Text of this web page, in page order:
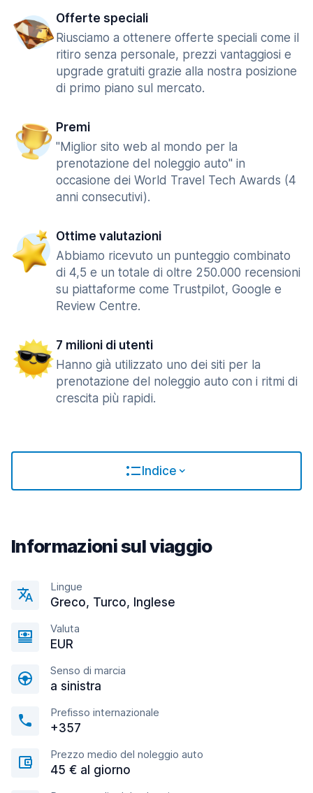
Offerte speciali
Riusciamo a ottenere offerte speciali come il
ritiro senza personale, prezzi vantaggiosi e
upgrade gratuiti grazie alla nostra posizione
di primo piano sul mercato.
Premi
"Miglior sito web al mondo per la
prenotazione del noleggio auto" in
occasione dei World Travel Tech Awards (4
anni consecutivi).
Ottime valutazioni
Abbiamo ricevuto un punteggio combinato
di 4,5 e un totale di oltre 250.000 recensioni
su piattaforme come Trustpilot, Google e
Review Centre.
7 milioni di utenti
Hanno già utilizzato uno dei siti per la
prenotazione del noleggio auto con i ritmi di
crescita più rapidi.
Indice
Informazioni sul viaggio
Lingue
Greco, Turco, Inglese
Valuta
EUR
Senso di marcia
a sinistra
Prefisso internazionale
+357
Prezzo medio del noleggio auto
45 € al giorno